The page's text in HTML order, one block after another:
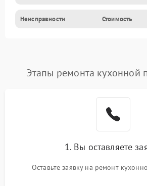
Неисправности Стоимость
Этапы ремонта кухонной
1. Вы оставляете
Оставьте заявку на ремонт